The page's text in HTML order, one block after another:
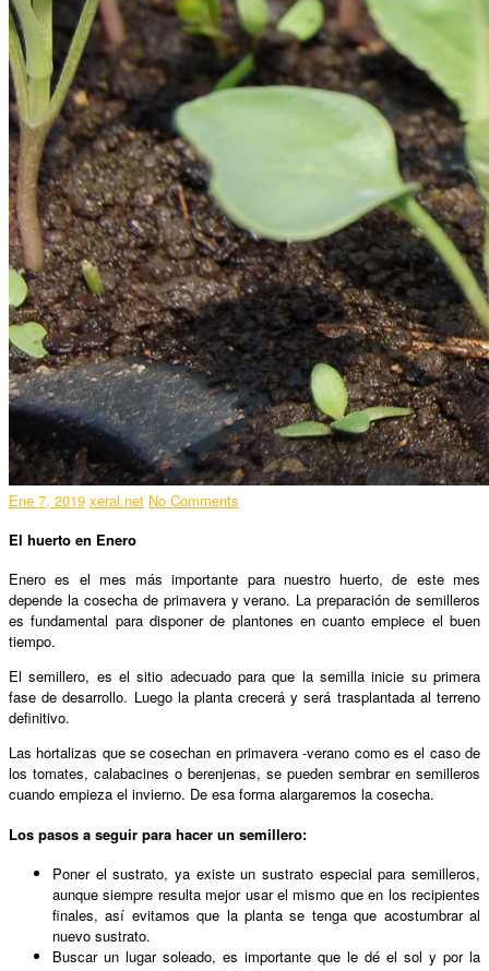
Ene 7, 2019 xeral.net No Comments
El huerto en Enero
Enero es el mes más importante para nuestro huerto, de este mes
depende la cosecha de primavera y verano. La preparación de semilleros
es fundamental para disponer de plantones en cuanto empiece el buen
tiempo.
El semillero, es el sitio adecuado para que la semilla inicie su primera
fase de desarrollo. Luego la planta crecerá y será trasplantada al terreno
definitivo.
Las hortalizas que se cosechan en primavera -verano como es el caso de
los tomates, calabacines o berenjenas, se pueden sembrar en semilleros
cuando empieza el invierno. De esa forma alargaremos la cosecha.
Los pasos a seguir para hacer un semillero:
Poner el sustrato, ya existe un sustrato especial para semilleros,
aunque siempre resulta mejor usar el mismo que en los recipientes
finales, así evitamos que la planta se tenga que acostumbrar al
nuevo sustrato.
Buscar un lugar soleado, es importante que le dé el sol y por la